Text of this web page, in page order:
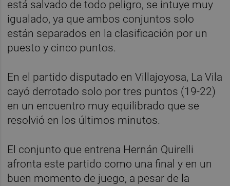
está salvado de todo peligro, se intuye muy
igualado, ya que ambos conjuntos solo
están separados en la clasificación por un
puesto y cinco puntos.
En el partido disputado en Villajoyosa, La Vila
cayó derrotado solo por tres puntos (19-22)
en un encuentro muy equilibrado que se
resolvió en los últimos minutos.
El conjunto que entrena Hernán Quirelli
afronta este partido como una final y en un
buen momento de juego, a pesar de la